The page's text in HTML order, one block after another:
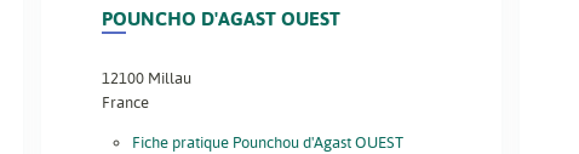
POUNCHO D'AGAST OUEST
12100 Millau
France
Fiche pratique Pounchou d'Agast OUEST